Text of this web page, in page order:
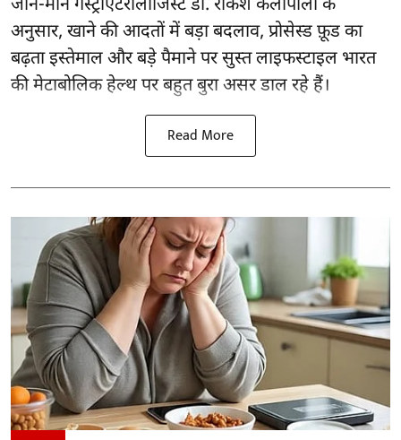
जाने-माने गैस्ट्रोएंटरोलॉजिस्ट डॉ. राकेश कलापाला के
अनुसार, खाने की आदतोंमें बड़ा बदलाव, प्रोसेस्ड फ़ूड का
बढ़ता इस्तेमाल और बड़े पैमाने पर सुस्त लाइफस्टाइल भारत
की मेटाबोलिक हेल्थ पर बहुत बुरा असर डाल रहे हैं।
Read More